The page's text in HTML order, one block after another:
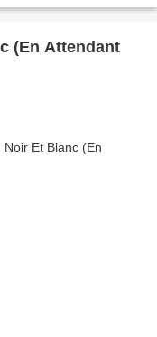
(En Attendant